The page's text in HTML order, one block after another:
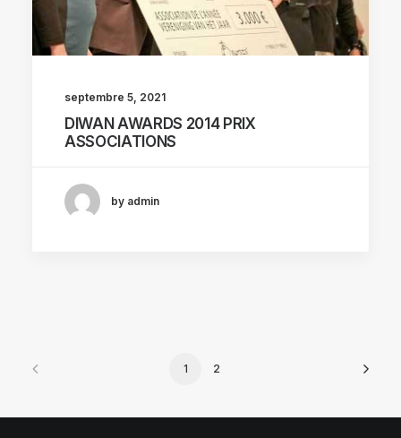
septembre 5, 2021
DIWAN AWARDS 2014 PRIX
ASSOCIATIONS
by admin
1 2